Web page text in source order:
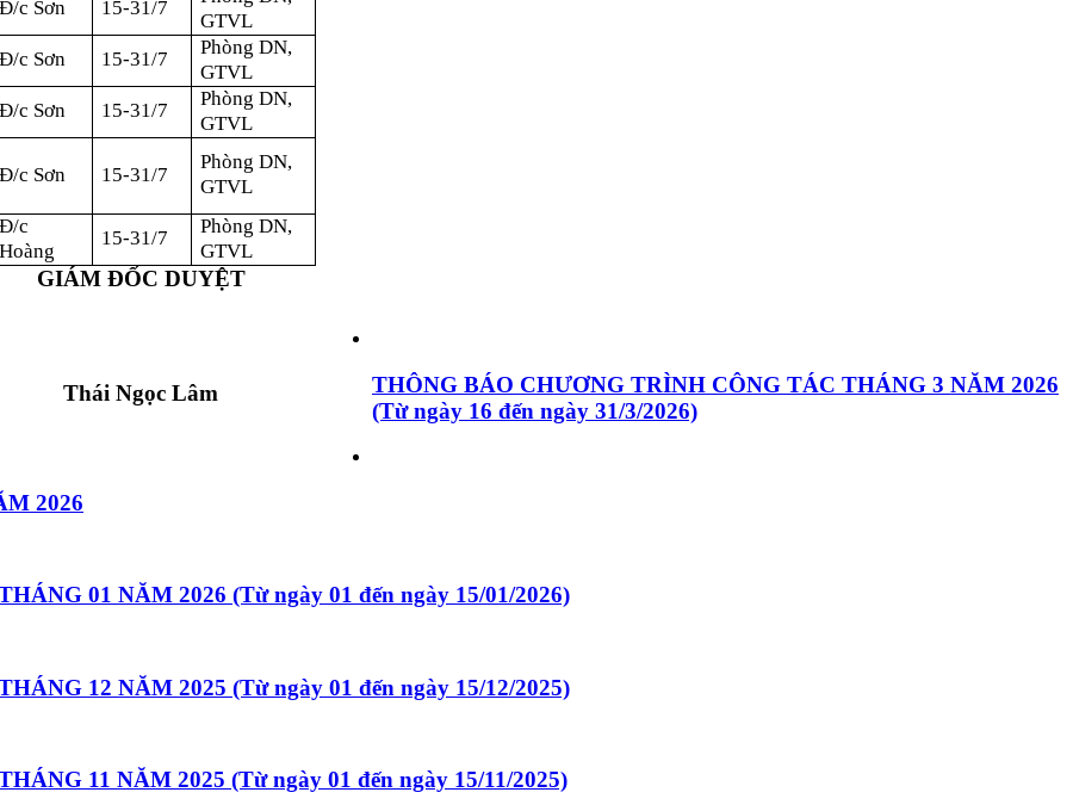
Đ/c Sơn 15-31/7
GTVL
Đ/c Sơn 15-31/7
Phòng DN,
GTVL
Đ/c Sơn 15-31/7
Phòng DN,
GTVL
Đ/c Sơn 15-31/7
Phòng DN,
GTVL
Đ/c
Hoàng
15-31/7
Phòng DN,
GTVL
GIÁM ĐỐC DUYỆT
Thái Ngọc Lâm
THÔNG BÁO CHƯƠNG TRÌNH CÔNG TÁC THÁNG 3 NĂM 2026
(Từ ngày 16 đến ngày 31/3/2026)
2026
01 NĂM 2026 (Từ ngày 01 đến ngày 15/01/2026)
12 NĂM 2025 (Từ ngày 01 đến ngày 15/12/2025)
11 NĂM 2025 (Từ ngày 01 đến ngày 15/11/2025)